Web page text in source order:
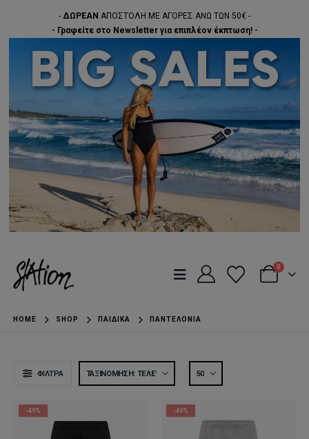
- ΔΩΡΕΑΝ ΑΠΟΣΤΟΛΗ ΜΕ ΑΓΟΡΕΣ ΑΝΩ ΤΩΝ 50€ -
- Γραφείτε στο Newsletter για επιπλέον έκπτωση! -
0
HOME SHOP ΠΑΙΔΙΚΆ ΠΑΝΤΕΛΌΝΙΑ
ΦΊΛΤΡΑ
-49% -49%